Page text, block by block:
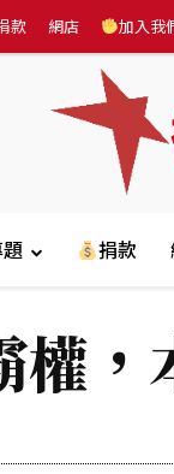
款 網店 加入我
捐款
，